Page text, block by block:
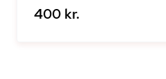
400 kr.